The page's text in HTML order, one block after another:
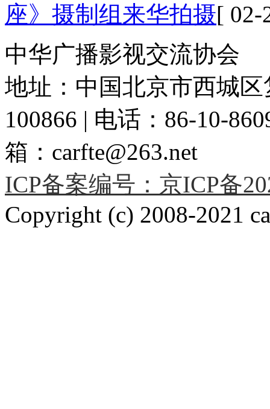
座》摄制组来华拍摄[ 02-
中华广播影视交流协会
地址：中国北京市西城
100866 | 电话：86-10-
箱：carfte@263.net
ICP备案编号：京ICP备
Copyright (c) 2008-2021